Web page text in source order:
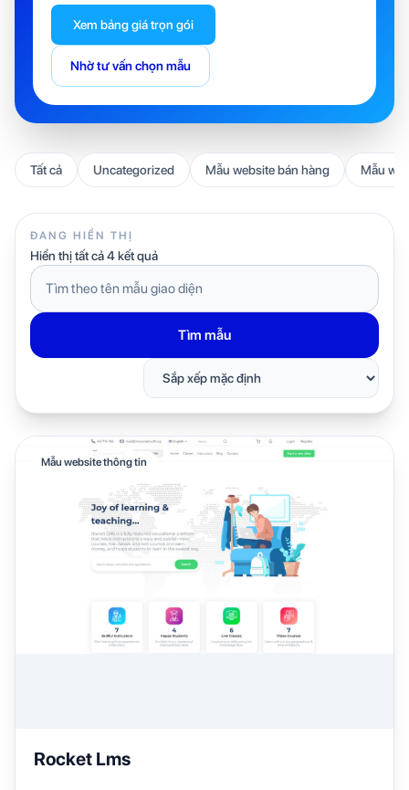
Xem bảng giá trọn gói
Nhờ tư vấn chọn mẫu
Tất cả Uncategorized Mẫu website bán hàng Mẫu
ĐANG HIỂN THỊ
Hiển thị tất cả 4 kết quả
Tìm
kiếm
mẫu
giao
diện
Tìm mẫu
Mẫu website thông tin
Rocket Lms